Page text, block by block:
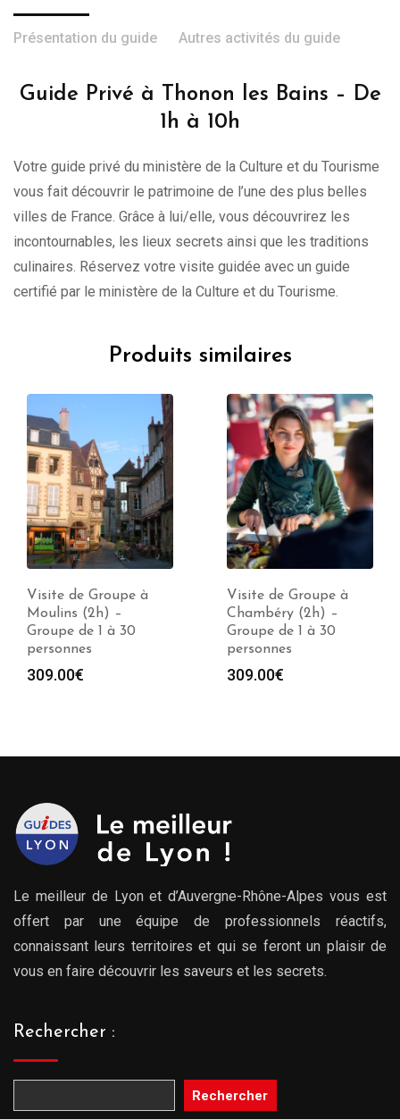
Présentation du guide Autres activités du guide
Guide Privé à Thonon les Bains – De
1h à 10h
Votre guide privé du ministère de la Culture et du Tourisme
vous fait découvrir le patrimoine de l’une des plus belles
villes de France. Grâce à lui/elle, vous découvrirez les
incontournables, les lieux secrets ainsi que les traditions
culinaires. Réservez votre visite guidée avec un guide
certifié par le ministère de la Culture et du Tourisme.
Produits similaires
Visite de Groupe à
Moulins (2h) –
Groupe de 1 à 30
personnes
309.00€
Visite de Groupe à
Chambéry (2h) –
Groupe de 1 à 30
personnes
309.00€
Le meilleur de Lyon et d’Auvergne-Rhône-Alpes vous est
offert par une équipe de professionnels réactifs,
connaissant leurs territoires et qui se feront un plaisir de
vous en faire découvrir les saveurs et les secrets.
Rechercher :
Rechercher